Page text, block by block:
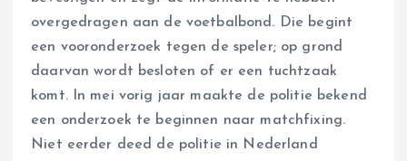
overgedragen aan de voetbalbond. Die begint
een vooronderzoek tegen de speler; op grond
daarvan wordt besloten of er een tuchtzaak
komt. In mei vorig jaar maakte de politie bekend
een onderzoek te beginnen naar matchfixing.
Niet eerder deed de politie in Nederland